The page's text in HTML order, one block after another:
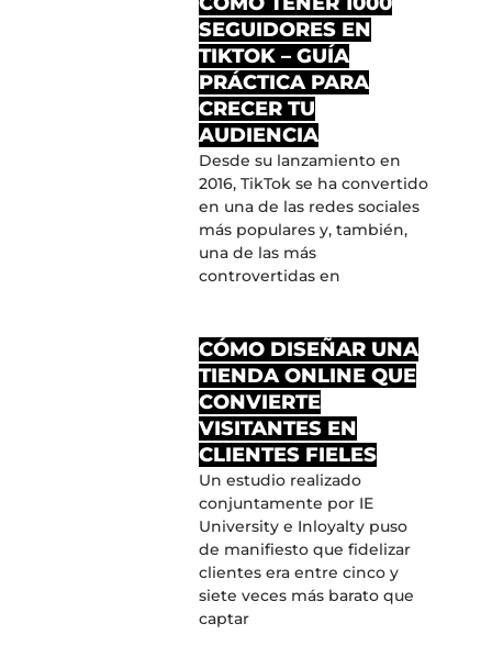
SEGUIDORES EN
TIKTOK – GUÍA
PRÁCTICA PARA
CRECER TU
AUDIENCIA
Desde su lanzamiento en
2016, TikTok se ha convertido
en una de las redes sociales
más populares y, también,
una de las más
controvertidas en
CÓMO DISEÑAR UNA
TIENDA ONLINE QUE
CONVIERTE
VISITANTES EN
CLIENTES FIELES
Un estudio realizado
conjuntamente por IE
University e Inloyalty puso
de manifiesto que fidelizar
clientes era entre cinco y
siete veces más barato que
captar